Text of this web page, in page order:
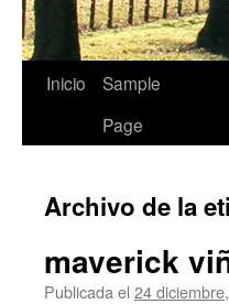
Saltar
Inicio
Sample
Page
Archivo de la
maverick
Publicada el 24